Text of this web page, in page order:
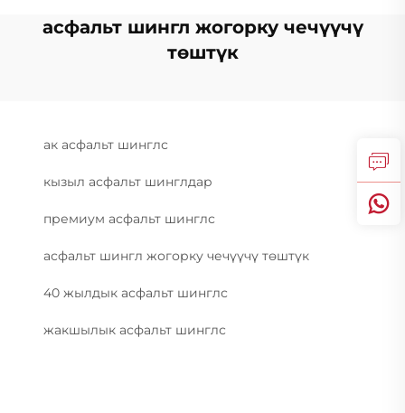
асфальт шингл жогорку чечүүчү
төштүк
ак асфальт шинглс
кызыл асфальт шинглдар
премиум асфальт шинглс
асфальт шингл жогорку чечүүчү төштүк
40 жылдык асфальт шинглс
жакшылык асфальт шинглс